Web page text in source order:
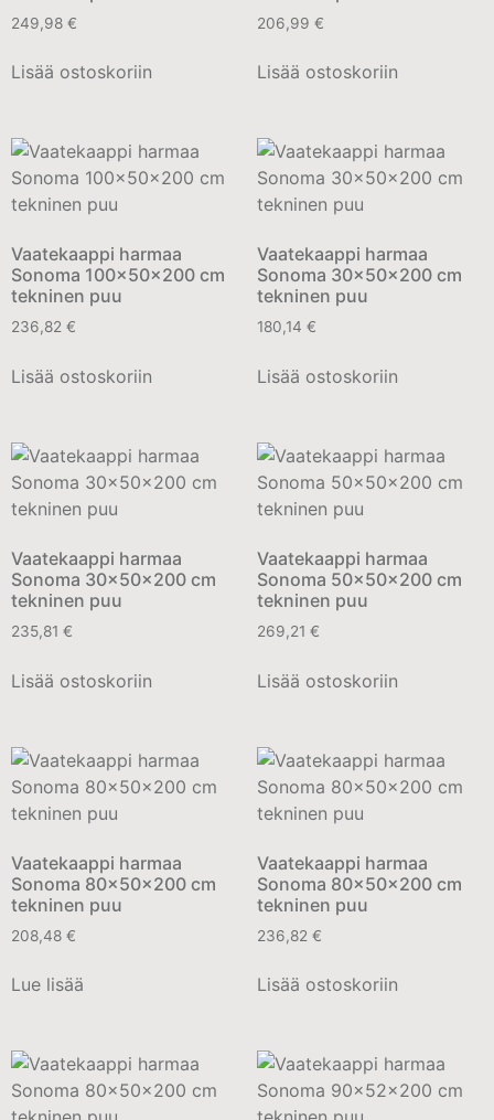
249,98 €
Lisää ostoskoriin
206,99 €
Lisää ostoskoriin
Vaatekaappi harmaa
Sonoma 100x50x200 cm
tekninen puu
236,82 €
Lisää ostoskoriin
Vaatekaappi harmaa
Sonoma 30x50x200 cm
tekninen puu
180,14 €
Lisää ostoskoriin
Vaatekaappi harmaa
Sonoma 30x50x200 cm
tekninen puu
235,81 €
Lisää ostoskoriin
Vaatekaappi harmaa
Sonoma 50x50x200 cm
tekninen puu
269,21 €
Lisää ostoskoriin
Vaatekaappi harmaa
Sonoma 80x50x200 cm
tekninen puu
208,48 €
Lue lisää
Vaatekaappi harmaa
Sonoma 80x50x200 cm
tekninen puu
236,82 €
Lisää ostoskoriin